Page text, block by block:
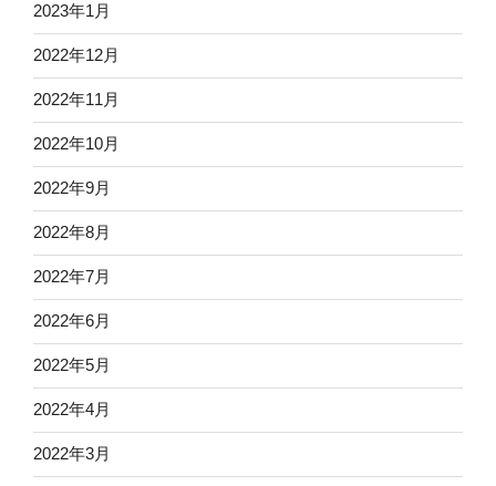
2023年1月
2022年12月
2022年11月
2022年10月
2022年9月
2022年8月
2022年7月
2022年6月
2022年5月
2022年4月
2022年3月